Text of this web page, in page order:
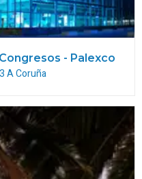
- Palexco
A Coruña